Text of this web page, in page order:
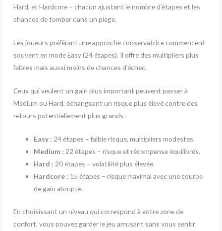
Hard, et Hardcore – chacun ajustant le nombre d’étapes et les
chances de tomber dans un piège.
Les joueurs préférant une approche conservatrice commencent
souvent en mode Easy (24 étapes). Il offre des multipliers plus
faibles mais aussi moins de chances d’échec.
Ceux qui veulent un gain plus important peuvent passer à
Medium ou Hard, échangeant un risque plus élevé contre des
retours potentiellement plus grands.
Easy : 24 étapes – faible risque, multipliers modestes.
Medium : 22 étapes – risque et récompense équilibrés.
Hard : 20 étapes – volatilité plus élevée.
Hardcore : 15 étapes – risque maximal avec une courbe
de gain abrupte.
En choisissant un niveau qui correspond à votre zone de
confort, vous pouvez garder le jeu amusant sans vous sentir